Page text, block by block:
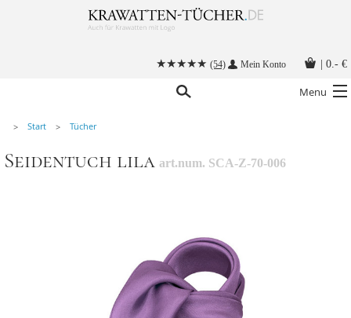
(54) Mein Konto 0.- €
Menu
Alle Accessoires
Start Tücher
Seidentuch lila art.num. SCA-Z-70-006